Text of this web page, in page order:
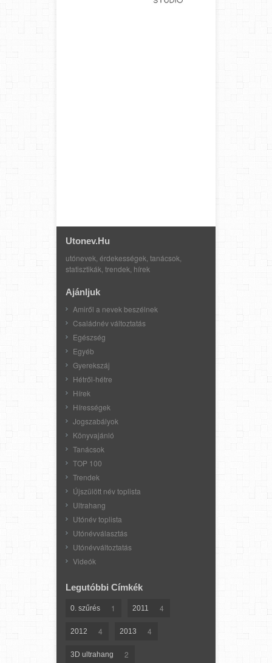
Utonev.hu
utónevek, érdekességek, tanácsok,
statisztikák, trendek, hírek
Ajánljuk
Amiről a nevek beszélnek
Családnév változtatás
Egészség
Egyéb
Gyerekszáj
Hétről-hétre
Hírek
Hírességek
Jogszabályok
Könyvajánló
Tanácsok
TOP 100
Trendek
Újszülött név toplista
Ultrahang
Utónév toplista
Utónévválasztás
Utónévváltoztatás
Videók
Legutóbbi Címkék
0. szűrés 1 2011 4
2012 4 2013 4
3D ultrahang 2